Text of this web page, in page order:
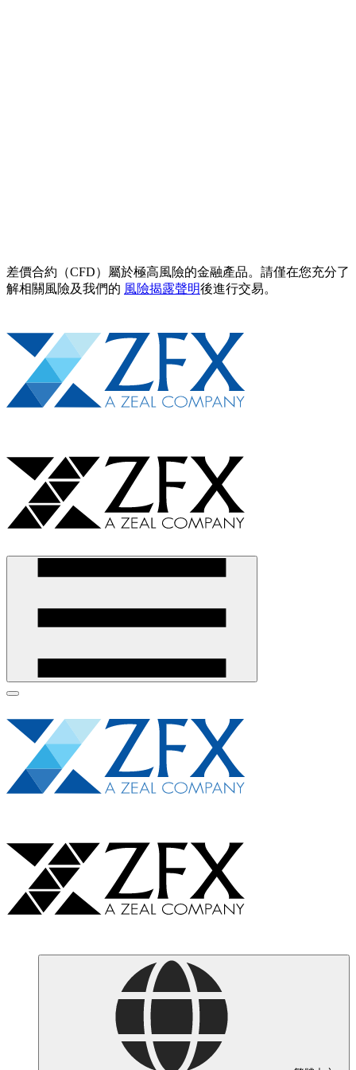
差價合約（CFD）屬於極高風險的金融產品。請僅在您充分了
解相關風險及我們的 風險揭露聲明後進行交易。